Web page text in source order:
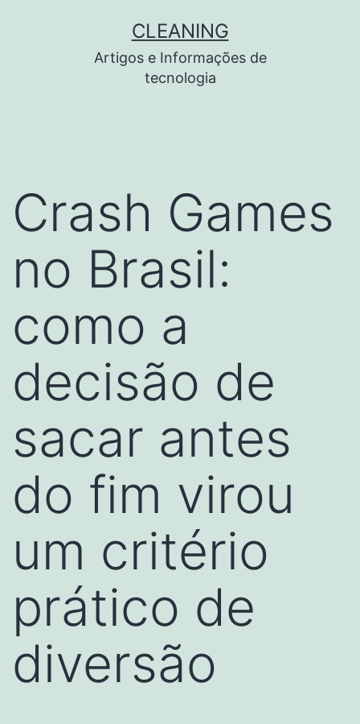
CLEANING
Artigos e Informações de
tecnologia
Crash Games
no Brasil:
como a
decisão de
sacar antes
do fim virou
um critério
prático de
diversão